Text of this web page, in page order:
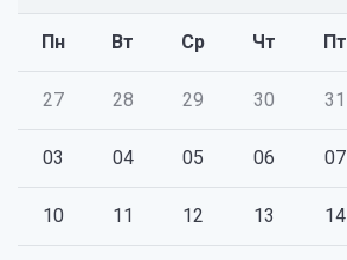
Пн Вт Ср Чт Пт
27 28 29 30 31
03 04 05 06 07
10 11 12 13 14